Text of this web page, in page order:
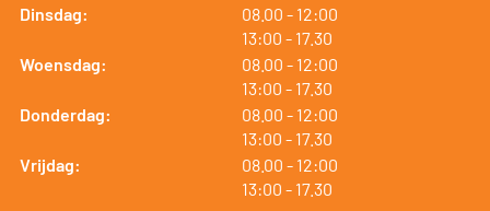
Dinsdag:
08.00 tot
- 12:00
13:00 tot
- 17.30
Woensdag:
08.00 tot
- 12:00
13:00 tot
- 17.30
Donderdag:
08.00 tot
- 12:00
13:00 tot
- 17.30
Vrijdag:
08.00 tot
- 12:00
13:00 tot
- 17.30